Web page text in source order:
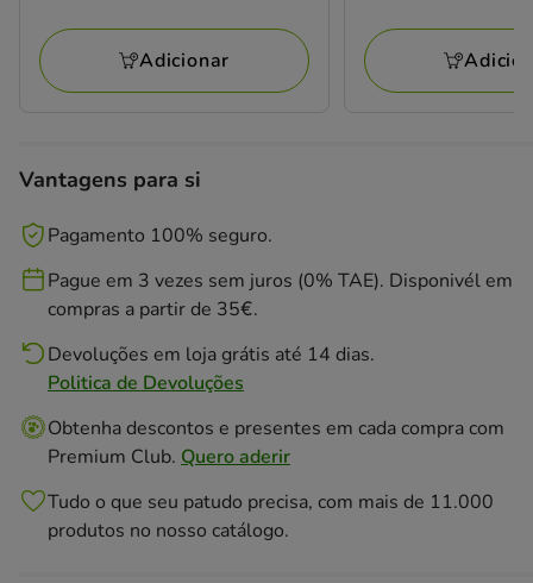
2
avaliações Adicionar
2
avaliações
Vantagens para si
Pagamento 100% seguro.
Pague em 3 vezes sem juros (0% TAE). Disponivél em
compras a partir de 35€.
Devoluções em loja grátis até 14 dias.
Politica de Devoluções
Obtenha descontos e presentes em cada compra com
Premium Club. Quero aderir
Tudo o que seu patudo precisa, com mais de 11.000
produtos no nosso catálogo.